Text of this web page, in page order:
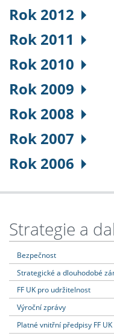
Rok 2012
Rok 2011
Rok 2010
Rok 2009
Rok 2008
Rok 2007
Rok 2006
Strategie a
Bezpečnost
Strategické a dlouhodobé
FF UK pro udržitelnost
Výroční zprávy
Platné vnitřní předpisy FF UK